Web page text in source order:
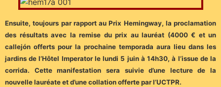
Ensuite, toujours par rapport au Prix Hemingway, la proclamation
des résultats avec la remise du prix au lauréat (4000 € et un
callejón offerts pour la prochaine temporada aura lieu dans les
jardins de l’Hôtel Imperator le lundi 5 juin à 14h30, à l’issue de la
corrida. Cette manifestation sera suivie d’une lecture de la
nouvelle lauréate et d’une collation offerte par l’UCTPR.